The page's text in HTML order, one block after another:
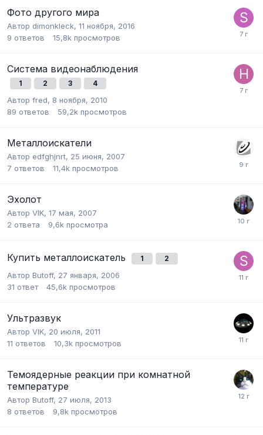
Фото другого мира
Автор dimonkleck, 11 ноября, 2016
9 ответов 15,8k просмотров
Система видеонаблюдения
1 2 3 4
Автор fred, 8 ноября, 2010
89 ответов 59,2k просмотров
Металлоискатели
Автор edfghjnrt, 25 июня, 2007
7 ответов 11,4k просмотров
Эхолот
Автор VIK, 17 мая, 2007
2 ответа 9,6k просмотра
Купить металлоискатель 1 2
Автор Butoff, 27 января, 2006
31 ответ 45,6k просмотров
Ультразвук
Автор VIK, 20 июля, 2011
11 ответов 10,3k просмотров
Темоядерные реакции при комнатной
температуре
Автор Butoff, 27 июля, 2013
8 ответов 9,8k просмотров